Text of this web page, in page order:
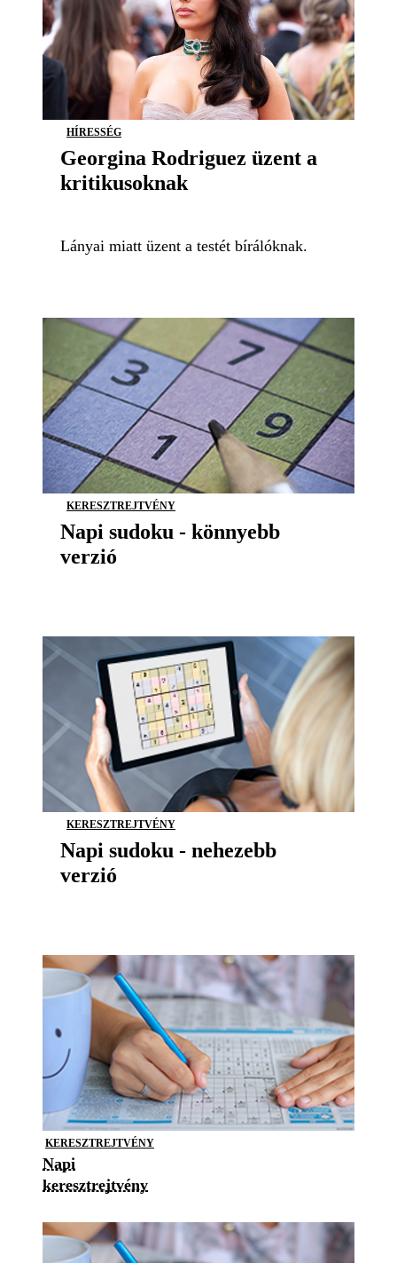
HÍRESSÉG
Georgina Rodriguez üzent a
kritikusoknak
Lányai miatt üzent a testét bírálóknak.
KERESZTREJTVÉNY
Napi sudoku - könnyebb
verzió
KERESZTREJTVÉNY
Napi sudoku - nehezebb
verzió
KERESZTREJTVÉNY
Napi
keresztrejtvény